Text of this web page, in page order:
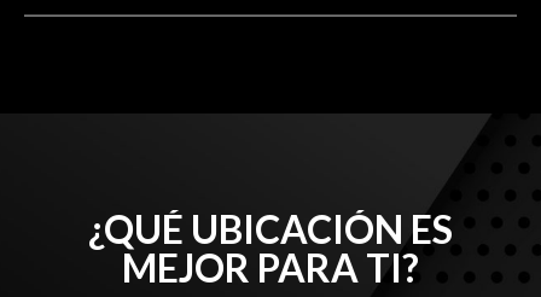
¿QUÉ UBICACIÓN ES
MEJOR PARA TI?